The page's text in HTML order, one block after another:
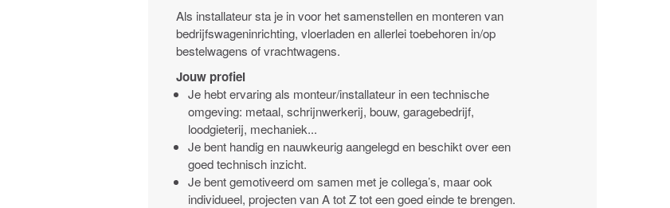
Als installateur sta je in voor het samenstellen en monteren van
bedrijfswageninrichting, vloerladen en allerlei toebehoren in/op
bestelwagens of vrachtwagens.
Jouw profiel
Je hebt ervaring als monteur/installateur in een technische
omgeving: metaal, schrijnwerkerij, bouw, garagebedrijf,
loodgieterij, mechaniek...
Je bent handig en nauwkeurig aangelegd en beschikt over een
goed technisch inzicht.
Je bent gemotiveerd om samen met je collega’s, maar ook
individueel, projecten van A tot Z tot een goed einde te brengen.